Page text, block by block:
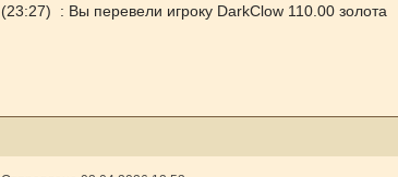
(23:27) : Вы перевели игроку DarkClow 110.00 золота